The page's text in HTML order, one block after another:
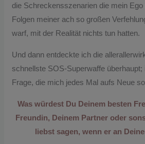
die Schreckensszenarien die mein
Folgen meiner ach so großen
warf, mit der Realität nichts tun hatten.
Und dann entdeckte ich die
schnellste SOS-Superwaffe
Frage, die mich jedes Mal aufs Neue
Was würdest Du Deinem besten
Freundin, Deinem Partner oder
liebst sagen, wenn er an